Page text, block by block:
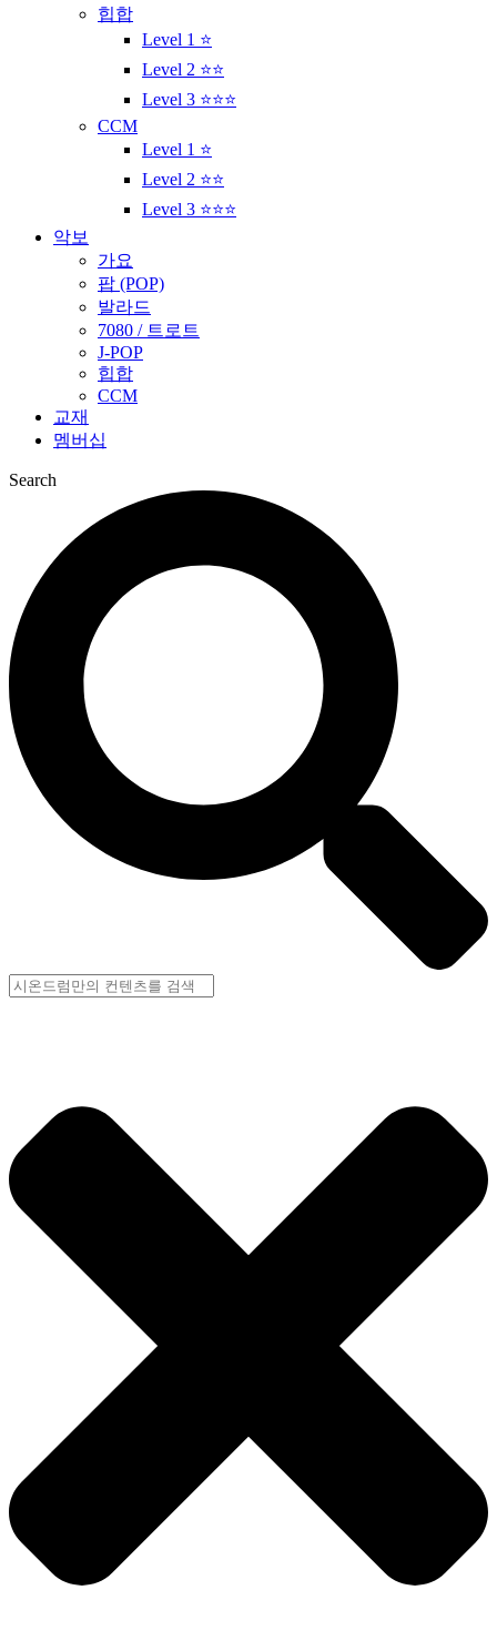
힙합
Level 1 ⭐
Level 2 ⭐⭐
Level 3 ⭐⭐⭐
CCM
Level 1 ⭐
Level 2 ⭐⭐
Level 3 ⭐⭐⭐
악보
가요
팝 (POP)
발라드
7080 / 트로트
J-POP
힙합
CCM
교재
멤버십
Search